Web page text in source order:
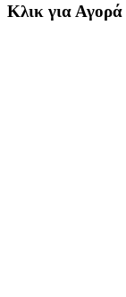
Κλικ για Αγορά